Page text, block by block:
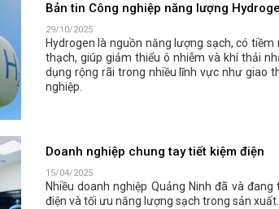
Bản tin Công nghiệp năng lượng
29/10/2025
Hydrogen là nguồn năng lượng sạch, có
thạch, giúp giảm thiểu ô nhiễm và khí thải
dụng rộng rãi trong nhiều lĩnh vực như giao
nghiệp.
Doanh nghiệp chung tay tiết kiệm điện
15/04/2025
Nhiều doanh nghiệp Quảng Ninh đã và
điện và tối ưu năng lượng sạch trong sản xuất.